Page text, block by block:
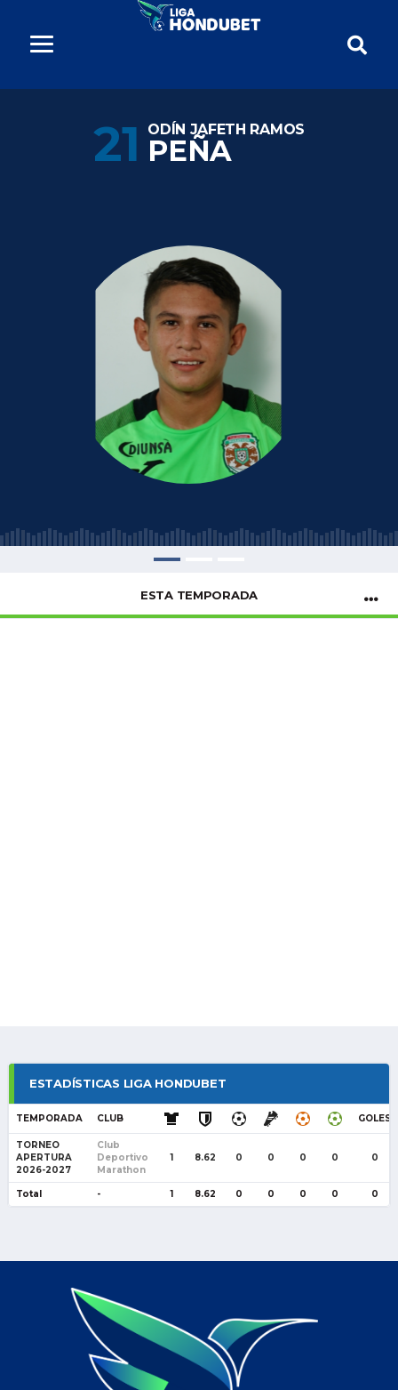
21 ODÍN JAFETH RAMOS
PEÑA
ESTA TEMPORADA
ESTADÍSTICAS LIGA HONDUBET
TEMPORADA CLUB GOLES
TORNEO
APERTURA
2026-2027
Club
Deportivo
Marathon
1 8.62 0 0 0 0 0
Total - 1 8.62 0 0 0 0 0